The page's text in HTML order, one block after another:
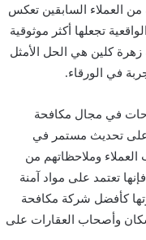
من العملاء السابقين تعكس
تجعلها أكثر موثوقية
كلين هي الحل الأمثل
في الورقاء.
في مجال مكافحة
على تحديث مستمر في
العملاء وملاحظاتهم من
تعتمد على مواد آمنة
كأفضل شركة مكافحة
وأصحاب العقارات على